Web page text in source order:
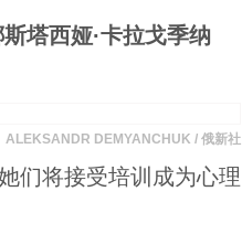
斯塔西娅·卡拉戈季纳
ALEKSANDR DEMYANCHUK / 俄新社
们将接受培训成为心理